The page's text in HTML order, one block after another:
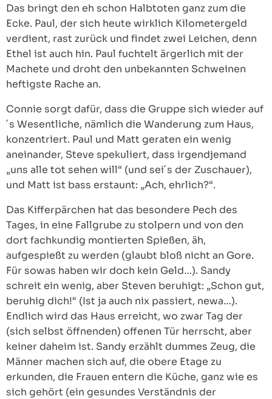
Das bringt den eh schon Halbtoten ganz zum die
Ecke. Paul, der sich heute wirklich Kilometergeld
verdient, rast zurück und findet zwei Leichen, denn
Ethel ist auch hin. Paul fuchtelt ärgerlich mit der
Machete und droht den unbekannten Schweinen
heftigste Rache an.
Connie sorgt dafür, dass die Gruppe sich wieder auf
´s Wesentliche, nämlich die Wanderung zum Haus,
konzentriert. Paul und Matt geraten ein wenig
aneinander, Steve spekuliert, dass irgendjemand
„uns alle tot sehen will“ (und sei´s der Zuschauer),
und Matt ist bass erstaunt: „Ach, ehrlich?“.
Das Kifferpärchen hat das besondere Pech des
Tages, in eine Fallgrube zu stolpern und von den
dort fachkundig montierten Spießen, äh,
aufgespießt zu werden (glaubt bloß nicht an Gore.
Für sowas haben wir doch kein Geld…). Sandy
schreit ein wenig, aber Steven beruhigt: „Schon gut,
beruhig dich!“ (Ist ja auch nix passiert, newa…).
Endlich wird das Haus erreicht, wo zwar Tag der
(sich selbst öffnenden) offenen Tür herrscht, aber
keiner daheim ist. Sandy erzählt dummes Zeug, die
Männer machen sich auf, die obere Etage zu
erkunden, die Frauen entern die Küche, ganz wie es
sich gehört (ein gesundes Verständnis der